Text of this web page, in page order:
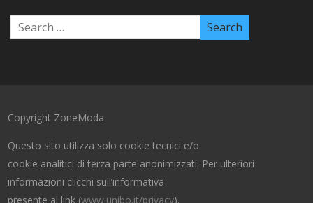
Copyright ZoneModa
Questo sito utilizza solo cookie tecnici e/o
cookie analitici di terza parte anonimizzati. Per ulteriori
informazioni clicchi sull’informativa
presente al link (www.unibo.it/privacy).